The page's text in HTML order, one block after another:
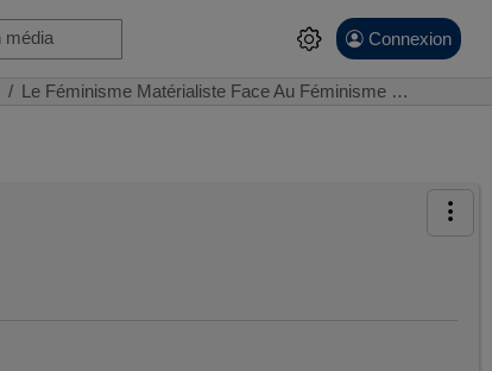
Connexion
Le Féminisme Matérialiste Face Au Féminisme …